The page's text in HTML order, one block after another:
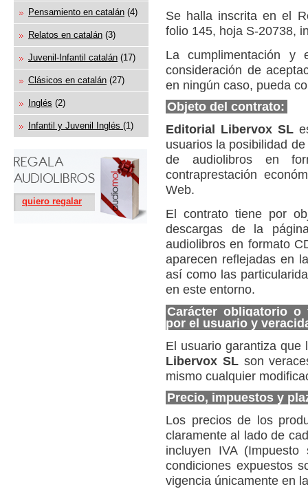
Pensamiento en catalán (4)
Relatos en catalán (3)
Juvenil-Infantil catalán (17)
Clásicos en catalán (27)
Inglés (2)
Infantil y Juvenil Inglés (1)
quiero regalar
Se halla inscrita en el
folio 145, hoja S-20738,
La cumplimentación y
consideración de
en ningún caso, pueda
Objeto del contrato:
Editorial Libervox SL
usuarios la posibilidad
de audiolibros en
contraprestación
Web.
El contrato tiene por
descargas de la
audiolibros en formato
aparecen reflejadas en
así como las
en este entorno.
Carácter obligatorio
por el usuario y
El usuario garantiza
Libervox SLson
mismo cualquier
Precio, impuestos y
Los precios de los
claramente al lado de
incluyen IVA
condiciones expuestos
vigencia únicamente en